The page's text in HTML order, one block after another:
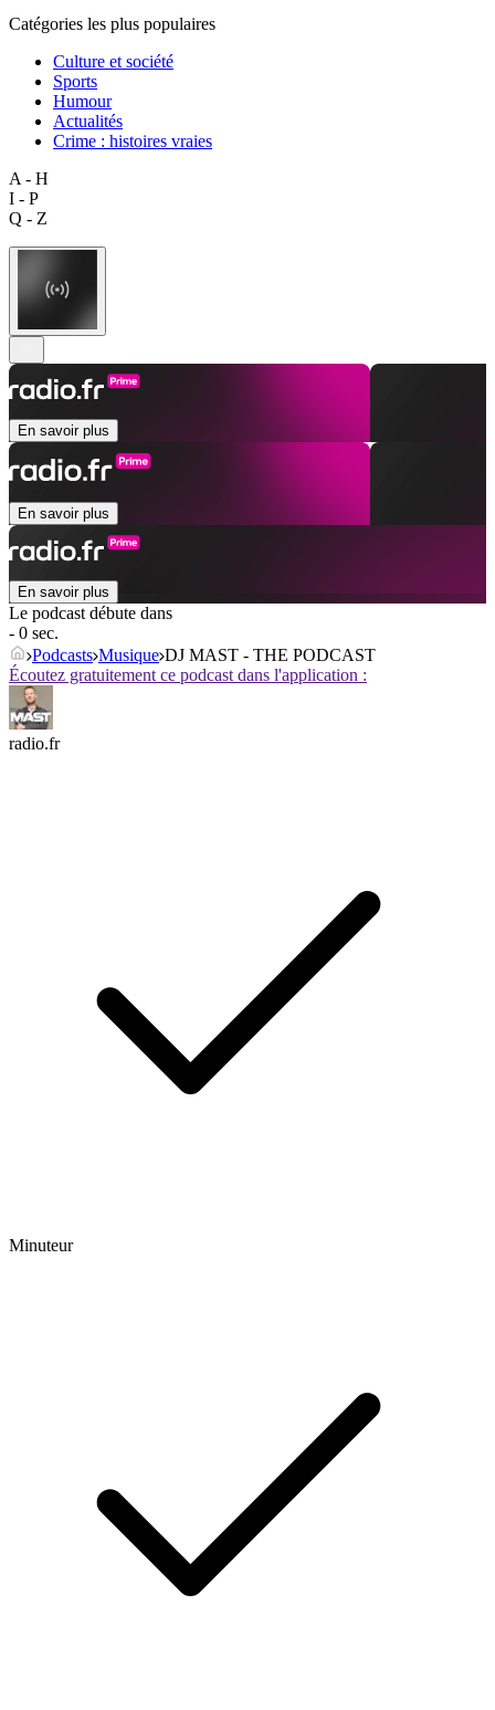
Catégories les plus populaires
Culture et société
Sports
Humour
Actualités
Crime : histoires vraies
A - H
I - P
Q - Z
En savoir plus
En savoir plus
En savoir plus
Le podcast débute dans
- 0 sec.
Podcasts Musique DJ MAST - THE PODCAST
Écoutez gratuitement ce podcast dans l'application :
radio.fr
Minuteur